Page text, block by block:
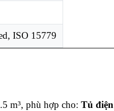
ISO 15779
m³, phù hợp cho: Tủ điện